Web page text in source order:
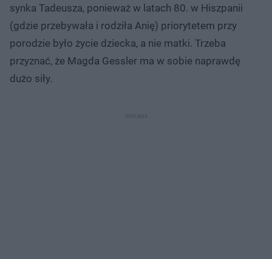
synka Tadeusza, ponieważ w latach 80. w Hiszpanii
(gdzie przebywała i rodziła Anię) priorytetem przy
porodzie było życie dziecka, a nie matki. Trzeba
przyznać, że Magda Gessler ma w sobie naprawdę
dużo siły.